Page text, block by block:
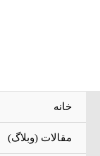
خانه
مقالات (وبلاگ)